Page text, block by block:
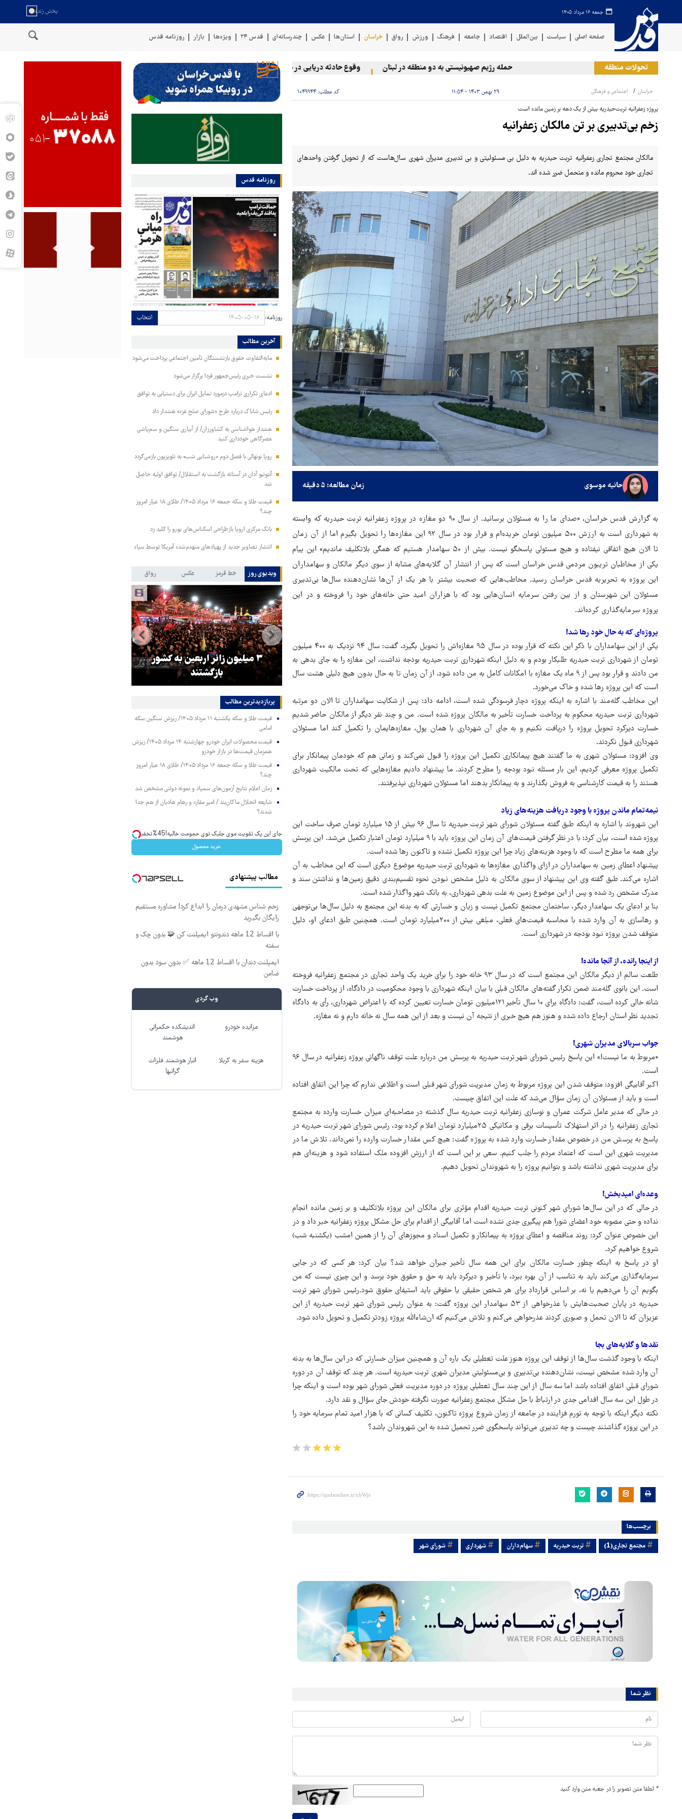
جمعه ۱۶ مرداد ۱۴۰۵
صفحه اصلی سیاست بین‌الملل اقتصاد جامعه فرهنگ ورزش رواق خراسان استان‌ها عکس چندرسانه‌ای قدس ۲۴ ویژه‌ها بازار روزنامه قدس
تحولات منطقه حمله رژیم صهیونیستی به دو منطقه در لبنان وقوع حادثه دریایی در سواحل عمان سخنگوی نیروهای مسلح یمن: کشتی نفتی عربستان را با موشک بالستیک هدف قرار
خراسان اجتماعی و فرهنگی ۲۹ بهمن ۱۴۰۳ - ۱۱:۵۴ کد مطلب: ۱۰۴۹۹۴۴
پروژه زعفرانیه تربت‌حیدریه بیش از یک دهه بر زمین مانده است
زخم بی‌تدبیری بر تن مالکان زعفرانیه
مالکان مجتمع تجاری زعفرانیه تربت حیدریه به دلیل بی مسئولیتی و بی تدبیری مدیران شهری سال‌هاست که از تحویل گرفتن واحدهای
تجاری خود محروم مانده و متحمل ضرر شده اند.
حانیه موسوی زمان مطالعه: ۵ دقیقه
به گزارش قدس خراسان، «صدای ما را به مسئولان برسانید. از سال ۹۰ دو مغازه در پروژه زعفرانیه تربت حیدریه که وابسته
به شهرداری است به ارزش ۵۰۰ میلیون تومان خریده‌ام و قرار بود در سال ۹۲ این مغازه‌ها را تحویل بگیرم اما از آن زمان
تا الان هیچ اتفاقی نیفتاده و هیچ مسئولی پاسخگو نیست. بیش از ۵۰ سهامدار هستیم که همگی بلاتکلیف ماندیم» این پیام
یکی از مخاطبان تریبون مردمی قدس خراسان است که پس از انتشار آن گلایه‌های مشابه از سوی دیگر مالکان و سهامداران
این پروژه به تحریریه قدس خراسان رسید. مخاطب‌هایی که صحبت بیشتر با هر یک از آن‌ها نشان‌دهنده سال‌ها بی‌تدبیری
مسئولان این شهرستان و از بین رفتن سرمایه انسان‌هایی بود که با هزاران امید حتی خانه‌های خود را فروخته و در این
پروژه سرمایه‌گذاری کرده‌اند.
پروژه‌ای که به حال خود رها شد!
یکی از این سهامداران با ذکر این نکته که قرار بوده در سال ۹۵ مغازه‌اش را تحویل بگیرد، گفت: سال ۹۴ نزدیک به ۴۰۰ میلیون
تومان از شهرداری تربت حیدریه طلبکار بودم و به دلیل اینکه شهرداری تربت حیدریه بودجه نداشت، این مغازه را به جای بدهی به
من دادند و قرار بود پس از ۹ ماه یک مغازه با امکانات کامل به من داده شود. از آن زمان تا به حال بدون هیچ دلیلی هشت سال
است که این پروژه رها شده و خاک می‌خورد.
این مخاطب گله‌مند با اشاره به اینکه پروژه دچار فرسودگی شده است، ادامه داد: پس از شکایت سهامداران تا الان دو مرتبه
شهرداری تربت حیدریه محکوم به پرداخت خسارت تأخیر به مالکان پروژه شده است. من و چند نفر دیگر از مالکان حاضر شدیم
خسارت دیرکرد تحویل پروژه را دریافت نکنیم و به جای آن شهرداری با همان پول، مغازه‌هایمان را تکمیل کند اما مسئولان
شهرداری قبول نکردند.
وی افزود: مسئولان شهری به ما گفتند هیچ پیمانکاری تکمیل این پروژه را قبول نمی‌کند و زمانی هم که خودمان پیمانکار برای
تکمیل پروژه معرفی کردیم، این بار مسئله نبود بودجه را مطرح کردند. ما پیشنهاد دادیم مغازه‌هایی که تحت مالکیت شهرداری
هستند را به قیمت کارشناسی به فروش بگذارند و به پیمانکار بدهند اما مسئولان شهرداری نپذیرفتند.
نیمه‌تمام ماندن پروژه با وجود دریافت هزینه‌های زیاد
این شهروند با اشاره به اینکه طبق گفته مسئولان شورای شهر تربت حیدریه تا سال ۹۶ بیش از ۱۵ میلیارد تومان صرف ساخت این
پروژه شده است، بیان کرد: با در نظر گرفتن قیمت‌های آن زمان این پروژه باید با ۹ میلیارد تومان اعتبار تکمیل می‌شد. این پرسش
برای همه ما مطرح است که با وجود هزینه‌های زیاد چرا این پروژه تکمیل نشده و تاکنون رها شده است.
پیشنهاد اعطای زمین به سهامداران در ازای واگذاری مغازه‌ها به شهرداری تربت حیدریه موضوع دیگری است که این مخاطب به آن
اشاره می‌کند. طبق گفته وی این پیشنهاد از سوی مالکان به دلیل مشخص نبودن نحوه تقسیم‌بندی دقیق زمین‌ها و نداشتن سند و
مدرک مشخص رد شده و پس از این موضوع زمین به علت بدهی شهرداری، به بانک شهر واگذار شده است.
بنا بر ادعای یک سهامدار دیگر، ساختمان مجتمع تکمیل نیست و زیان و خسارتی که به بدنه این مجتمع به دلیل سال‌ها بی‌توجهی
و رهاسازی به آن وارد شده با محاسبه قیمت‌های فعلی، مبلغی بیش از ۲۰۰میلیارد تومان است. همچنین طبق ادعای او، دلیل
متوقف شدن پروژه نبود بودجه در شهرداری است.
از اینجا رانده، از آنجا مانده!
طلعت سالم از دیگر مالکان این مجتمع است که در سال ۹۳ خانه خود را برای خرید یک واحد تجاری در مجتمع زعفرانیه فروخته
است. این بانوی گله‌مند ضمن تکرار گفته‌های مالکان قبلی با بیان اینکه شهرداری با وجود محکومیت در دادگاه، از پرداخت خسارت
شانه خالی کرده است، گفت: دادگاه برای ۱۰ سال تأخیر ۱۲۱میلیون تومان خسارت تعیین کرده که با اعتراض شهرداری، رأی به دادگاه
تجدید نظر استان ارجاع داده شده و هنوز هم هیچ خبری از نتیجه آن نیست و بعد از این همه سال نه خانه دارم و نه مغازه.
جواب سربالای مدیران شهری!
«مربوط به ما نیست!» این پاسخ رئیس شورای شهر تربت حیدریه به پرسش من درباره علت توقف ناگهانی پروژه زعفرانیه در سال ۹۶
است.
اکبر آقابیگی افزود: متوقف شدن این پروژه مربوط به زمان مدیریت شورای شهر قبلی است و اطلاعی ندارم که چرا این اتفاق افتاده
است و باید از مسئولان آن زمان سؤال می‌شد که علت این اتفاق چیست.
در حالی که مدیر عامل شرکت عمران و نوسازی زعفرانیه تربت حیدریه سال گذشته در مصاحبه‌ای میزان خسارت وارده به مجتمع
تجاری زعفرانیه را در اثر استهلاک تأسیسات برقی و مکانیکی ۲۵میلیارد تومان اعلام کرده بود، رئیس شورای شهر تربت حیدریه در
پاسخ به پرسش من در خصوص مقدار خسارت وارد شده به پروژه گفت: هیچ کس مقدار خسارت وارده را نمی‌داند. تلاش ما در
مدیریت شهری این است که اعتماد مردم را جلب کنیم. سعی بر این است که از ارزش افزوده ملک استفاده شود و هزینه‌ای هم
برای مدیریت شهری نداشته باشد و بتوانیم پروژه را به شهروندان تحویل دهیم.
وعده‌ای امیدبخش!
در حالی که در این سال‌ها شورای شهر کنونی تربت حیدریه اقدام مؤثری برای مالکان این پروژه بلاتکلیف و بر زمین مانده انجام
نداده و حتی مصوبه خود اعضای شورا هم پیگیری جدی نشده است اما آقابیگی از اقدام برای حل مشکل پروژه زعفرانیه خبر داد و در
این خصوص عنوان کرد: روند مناقصه و اعطای پروژه به پیمانکار و تکمیل اسناد و مجوزهای آن را از همین امشب (یکشنبه شب)
شروع خواهیم کرد.
او در پاسخ به اینکه چطور خسارت مالکان برای این همه سال تأخیر جبران خواهد شد؟ بیان کرد: هر کسی که در جایی
سرمایه‌گذاری می‌کند باید به تناسب از آن بهره ببرد، با تأخیر و دیرکرد باید به حق و حقوق خود برسد و این چیزی نیست که من
بگویم آن را می‌دهیم یا نه، بر اساس قرارداد برای هر شخص حقیقی یا حقوقی باید استیفای حقوق شود.رئیس شورای شهر تربت
حیدریه در پایان صحبت‌هایش با عذرخواهی از ۵۳ سهامدار این پروژه گفت: به عنوان رئیس شورای شهر تربت حیدریه از این
عزیزان که تا الان تحمل و صبوری کردند عذرخواهی می‌کنم و تلاش می‌کنیم که ان‌شاءالله پروژه زودتر تکمیل و تحویل داده شود.
نقدها و گلایه‌های بجا
اینکه با وجود گذشت سال‌ها از توقف این پروژه هنوز علت تعطیلی یک باره آن و همچنین میزان خسارتی که در این سال‌ها به بدنه
آن وارد شده مشخص نیست، نشان‌دهنده بی‌تدبیری و بی‌مسئولیتی مدیران شهری تربت حیدریه است. هر چند که توقف آن در دوره
شورای قبلی اتفاق افتاده باشد اما سه سال از این چند سال تعطیلی پروژه در دوره مدیریت فعلی شورای شهر بوده است و اینکه چرا
در طول این سه سال اقدامی جدی در ارتباط با حل مشکل مجتمع زعفرانیه صورت نگرفته خودش جای سؤال و نقد دارد.
نکته دیگر اینکه با توجه به تورم فزاینده در جامعه از زمان شروع پروژه تاکنون، تکلیف کسانی که با هزار امید تمام سرمایه خود را
در این پروژه گذاشتند چیست و چه تدبیری می‌تواند پاسخگوی ضرر تحمیل شده به این شهروندان باشد؟
برچسب‌ها
مجتمع تجاری(1) تربت حیدریه سهام‌داران شهرداری شورای شهر
نظر شما
* لطفا متن تصویر را در جعبه متن وارد کنید
روزنامه قدس
روزنامه: انتخاب
آخرین مطالب
مابه‌التفاوت حقوق بازنشستگان تأمین اجتماعی پرداخت می‌شود
نشست خبری رئیس‌جمهور فردا برگزار می‌شود
ادعای تکراری ترامپ درمورد تمایل ایران برای دستیابی به توافق
رئیس شاباک درباره طرح «شورای صلح غزه» هشدار داد
هشدار هواشناسی به کشاورزان/ از آبیاری سنگین و سم‌پاشی
عصرگاهی خودداری کنید
رویا نونهالی با فصل دوم «روشنایی شب» به تلویزیون بازمی‌گردد
آنتونیو آدان در آستانه بازگشت به استقلال/ توافق اولیه حاصل
شد
قیمت طلا و سکه جمعه ۱۶ مرداد ۱۴۰۵/ طلای ۱۸ عیار امروز
چند؟
بانک مرکزی اروپا بازطراحی اسکناس‌های یورو را کلید زد
انتشار تصاویر جدید از پهپادهای منهدم‌شده آمریکا توسط سپاه
ویدیوی روز خط قرمز عکس رواق
مقاومت، آمریکا را
درمانده کرد
ترامپ نماد فساد، اقتدارگرایی و
جنگ‌طلبی است!
۳ میلیون زائر اربعین به کشور
بازگشتند
هماهنگی محور مقاومت، آمریکا را
در منطقه درمانده کرد
پربازدیدترین‌ مطالب
قیمت طلا و سکه یکشنبه ۱۱ مرداد ۱۴۰۵/ ریزش سنگین سکه
امامی
قیمت محصولات ایران خودرو چهارشنبه ۱۴ مرداد ۱۴۰۵/ ریزش
همزمان قیمت‌ها در بازار خودرو
قیمت طلا و سکه جمعه ۱۶ مرداد ۱۴۰۵/ طلای ۱۸ عیار امروز
چند؟
زمان اعلام نتایج آزمون‌های سمپاد و نمونه دولتی مشخص شد
شایعه انحلال ماکان‌بند / امیر مقاره و رهام هادیان از هم جدا
شدند؟
جای این پک تقویت موی جلبک توی حمومت خالیه!45%تخفیف
خرید محصول
مطالب پیشنهادی
زخم شناس مشهدی درمان را ابداع کرد! مشاوره مستقیم
رایگان بگیرید
با اقساط 12 ماهه دندونتو ایمپلنت کن 🧩 بدون چک و
سفته
ایمپلنت دندان با اقساط 12 ماهه ✅ بدون سود بدون
ضامن
وب گردی
مزایده خودرو
اندیشکده حکمرانی
هوشمند
هزینه سفر به کربلا
انبار هوشمند فلزات
گرانبها